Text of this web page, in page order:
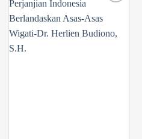
Add to
wishlist